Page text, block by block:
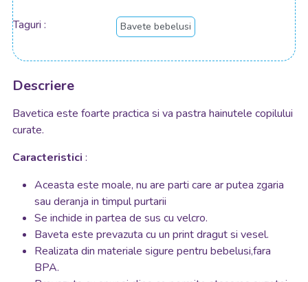
Taguri Bavete bebelusi
Descriere
Bavetica este foarte practica si va pastra hainutele copilului
curate.
Caracteristici :
Aceasta este moale, nu are parti care ar putea zgaria
sau deranja in timpul purtarii
Se inchide in partea de sus cu velcro.
Baveta este prevazuta cu un print dragut si vesel.
Realizata din materiale sigure pentru bebelusi,fara
BPA.